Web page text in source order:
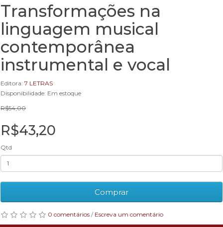
Transformações na
linguagem musical
contemporânea
instrumental e vocal
Editora: 7 LETRAS
Disponibilidade: Em estoque
R$54,00
R$43,20
Qtd
Comprar
0 comentários / Escreva um comentário